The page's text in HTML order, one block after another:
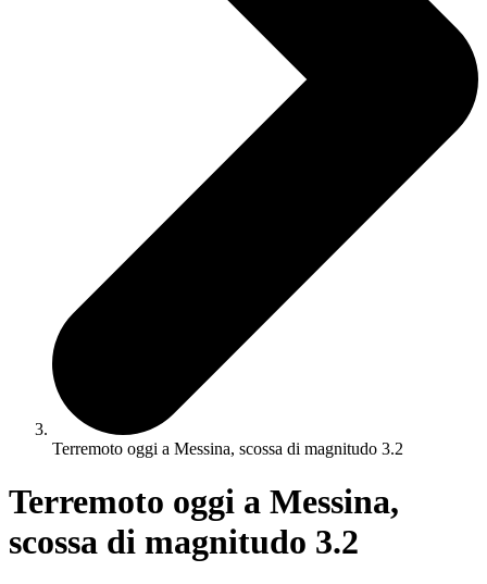
Terremoto oggi a Messina, scossa di magnitudo 3.2
Terremoto oggi a Messina,
scossa di magnitudo 3.2